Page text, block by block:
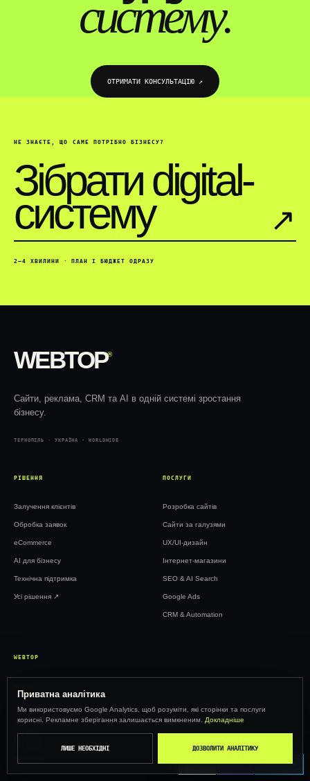
ОТРИМАТИ КОНСУЛЬТАЦІЮ ↗︎
НЕ ЗНАЄТЕ, ЩО САМЕ ПОТРІБНО БІЗНЕСУ?
Зібрати digital-
систему ↗︎
2–4 ХВИЛИНИ · ПЛАН І БЮДЖЕТ ОДРАЗУ
WEBTOP®
Сайти, реклама, CRM та AI в одній системі зростання
бізнесу.
ТЕРНОПІЛЬ · УКРАЇНА · WORLDWIDE
РІШЕННЯ
Залучення клієнтів
Обробка заявок
eCommerce
AI для бізнесу
Технічна підтримка
Усі рішення ↗︎
ПОСЛУГИ
Розробка сайтів
Сайти за галузями
UX/UI-дизайн
Інтернет-магазини
SEO & AI Search
Google Ads
CRM & Automation
WEBTOP
Інсайти
CALL VIBER TELEGRAM
Приватна аналітика
Ми використовуємо Google Analytics, щоб розуміти, які сторінки та послуги
корисні. Рекламне зберігання залишається вимкненим. Докладніше
ЛИШЕ НЕОБХІДНІ ДОЗВОЛИТИ АНАЛІТИКУ